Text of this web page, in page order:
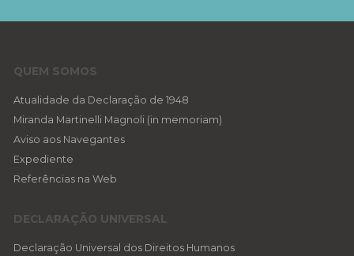
QUEM SOMOS
Atualidade da Declaração de 1948
Miranda Martinelli Magnoli (in memoriam)
Aviso aos Navegantes
Expediente
Referências na Web
DECLARAÇÃO UNIVERSAL
Declaração Universal dos Direitos Humanos